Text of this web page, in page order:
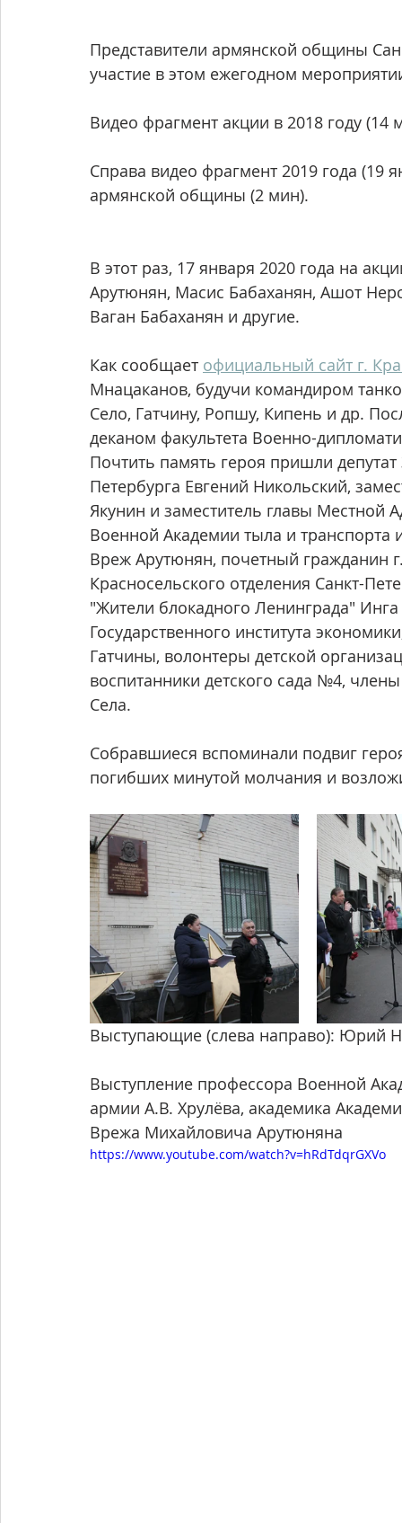
Представители армянской общины
участие в этом ежегодном
Видео фрагмент акции в 2018 году (14
Справа видео фрагмент 2019 года (19
армянской общины (2 мин).
В этот раз, 17 января 2020 года на
Арутюнян, Масис Бабаханян, Ашот
Ваган Бабаханян и другие.
Как сообщает официальный сайт г.
Мнацаканов, будучи командиром
Село, Гатчину, Ропшу, Кипень и др.
деканом факультета Военно-
Почтить память героя пришли
Петербурга Евгений Никольский,
Якунин и заместитель главы
Военной Академии тыла и
Вреж Арутюнян, почетный гражданин
Красносельского отделения Санкт-
"Жители блокадного Ленинграда"
Государственного института
Гатчины, волонтеры детской
воспитанники детского сада №4,
Села.
Собравшиеся вспоминали подвиг
погибших минутой молчания и
Выступающие (слева направо): Юрий
Выступление профессора Военной
армии А.В. Хрулёва, академика
Врежа Михайловича Арутюняна
https://www.youtube.com/watch?v=hRdTdqrGXVo